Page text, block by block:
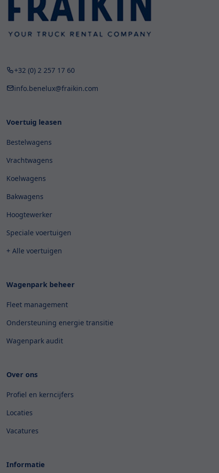
+32 (0) 2 257 17 60
info.benelux@fraikin.com
Voertuig leasen
Bestelwagens
Vrachtwagens
Koelwagens
Bakwagens
Hoogtewerker
Speciale voertuigen
+ Alle voertuigen
Wagenpark beheer
Fleet management
Ondersteuning energie transitie
Wagenpark audit
Over ons
Profiel en kerncijfers
Locaties
Vacatures
Informatie